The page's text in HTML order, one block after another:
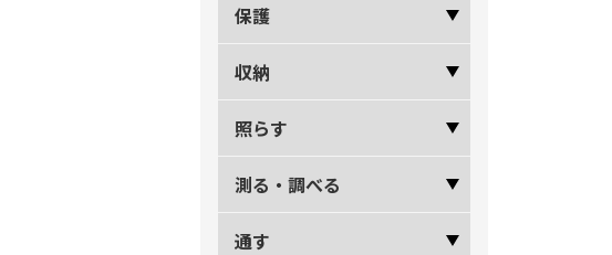
保護
収納
照らす
測る・調べる
通す